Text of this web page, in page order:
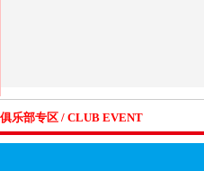
俱乐部专区 / CLUB EVENT